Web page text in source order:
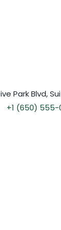
Park Blvd,
+1 (650) 555-